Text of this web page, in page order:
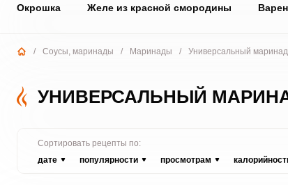
Окрошка Желе из красной смородины
/ Соусы, маринады / Маринады / Универсальный
УНИВЕРСАЛЬНЫЙ
Сортировать рецепты по:
дате
популярности просмотрам